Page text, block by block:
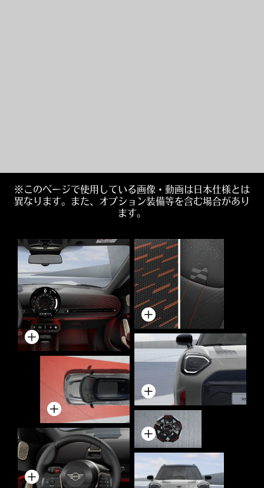
※このページで使用している画像・動画は日本仕様とは
異なります。また、オプション装備等を含む場合があり
ます。